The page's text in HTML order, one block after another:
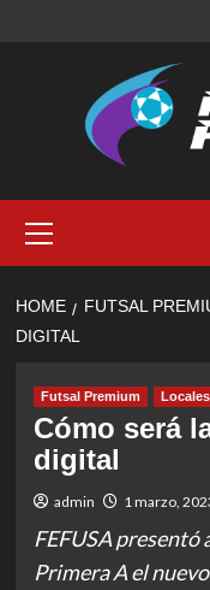
Menu
HOME FUTSAL
DIGITAL
Futsal Premium Locales
Cómo será
digital
admin 1 marzo,
FEFUSA presentó
Primera A el